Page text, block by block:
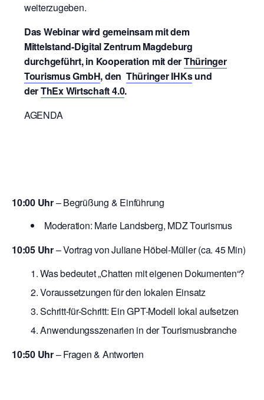
weiterzugeben.
Das Webinar wird gemeinsam mit dem
Mittelstand-Digital Zentrum Magdeburg
durchgeführt, in Kooperation mitderThüringer
Tourismus GmbH, den Thüringer IHKsund
derThEx Wirtschaft 4.0.
AGENDA
10:00 Uhr– Begrüßung & Einführung
Moderation: Marie Landsberg, MDZ Tourismus
10:05 Uhr– Vortrag von Juliane Höbel-Müller (ca. 45 Min)
Was bedeutet „Chatten mit eigenen Dokumenten“?
Voraussetzungen für den lokalen Einsatz
Schritt-für-Schritt: Ein GPT-Modell lokal aufsetzen
Anwendungsszenarien in der Tourismusbranche
10:50 Uhr– Fragen & Antworten